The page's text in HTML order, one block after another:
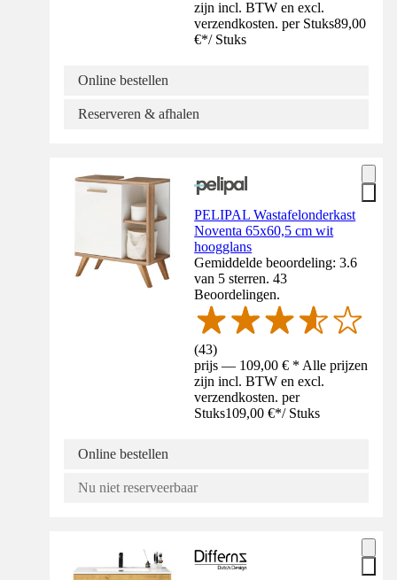
zijn incl. BTW en excl.
verzendkosten. per Stuks89,00
€*/ Stuks
Online bestellen
Reserveren & afhalen
PELIPAL Wastafelonderkast
Noventa 65x60,5 cm wit
hoogglans
Gemiddelde beoordeling: 3.6
van 5 sterren. 43
Beoordelingen.
(43)
prijs — 109,00 € * Alle prijzen
zijn incl. BTW en excl.
verzendkosten. per
Stuks109,00 €*/ Stuks
Online bestellen
Nu niet reserveerbaar